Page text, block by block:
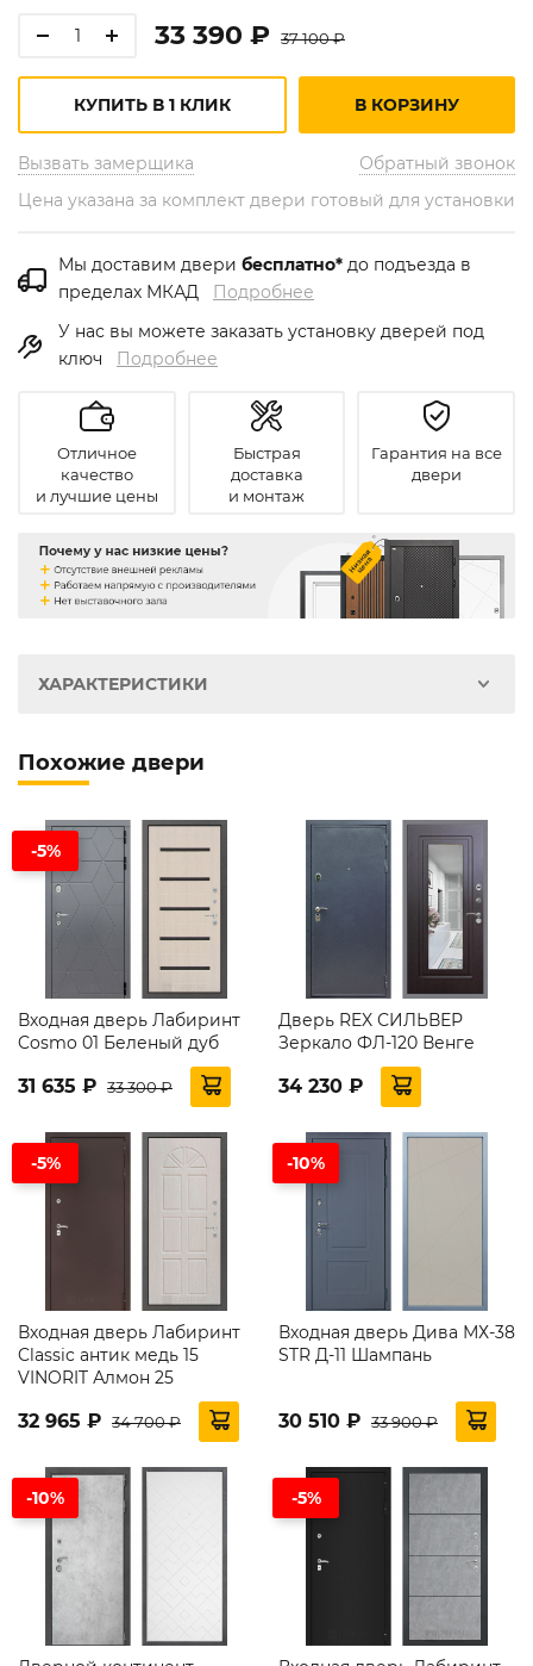
33 390 ₽ 37 100 ₽
Вызвать замерщика Обратный звонок
КУПИТЬ В 1 КЛИК В КОРЗИНУ
Цена указана за комплект двери готовый для установки
Мы доставим двери бесплатно* до подъезда в
пределах МКАД Подробнее
У нас вы можете заказать установку дверей под
ключ Подробнее
Отличное
качество
и лучшие цены
Быстрая
доставка
и монтаж
Гарантия на все
двери
ХАРАКТЕРИСТИКИ
Похожие двери
-5%
Входная дверь Лабиринт
Cosmo 01 Беленый дуб
31 635 ₽ 33 300 ₽
Дверь REX СИЛЬВЕР
Зеркало ФЛ-120 Венге
34 230 ₽
-5%
Входная дверь Лабиринт
Classic антик медь 15
VINORIT Алмон 25
32 965 ₽ 34 700 ₽
-10%
Входная дверь Дива МХ-38
STR Д-11 Шампань
30 510 ₽ 33 900 ₽
-10% -5%